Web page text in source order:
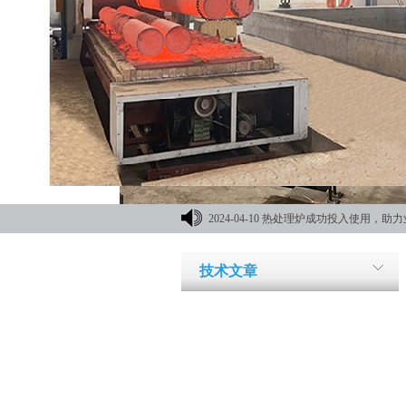
2024-04-10 热处理炉成功投入使用，助
技术文章